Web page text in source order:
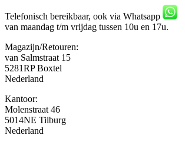
Telefonisch bereikbaar, ook via Whatsapp
van maandag t/m vrijdag tussen 10u en 17u.
Magazijn/Retouren:
van Salmstraat 15
5281RP Boxtel
Nederland
Kantoor:
Molenstraat 46
5014NE Tilburg
Nederland